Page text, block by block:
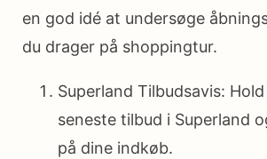
en god idé at undersøge
du drager på shoppingtur.
Superland Tilbudsavis:
seneste tilbud i Superland
på dine indkøb.